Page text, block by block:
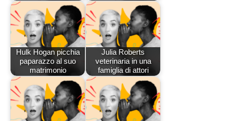
Hulk Hogan picchia
paparazzo al suo
matrimonio
Julia Roberts
veterinaria in una
famiglia di attori